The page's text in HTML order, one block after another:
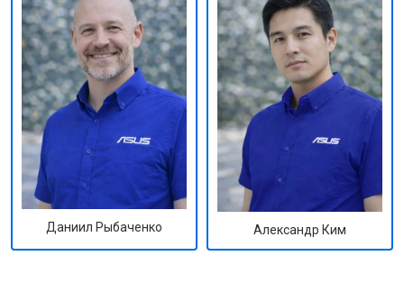
Даниил Рыбаченко Александр Ким